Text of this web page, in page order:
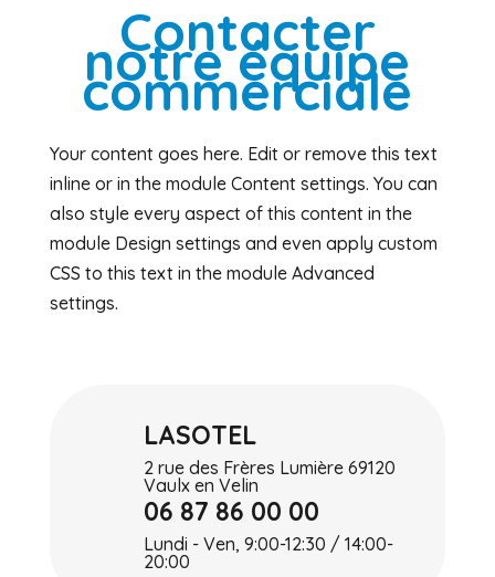
Contacter
notre équipe
commerciale
Your content goes here. Edit or remove this text
inline or in the module Content settings. You can
also style every aspect of this content in the
module Design settings and even apply custom
CSS to this text in the module Advanced
settings.
LASOTEL
2 rue des Frères Lumière 69120
Vaulx en Velin
06 87 86 00 00
Lundi - Ven, 9:00-12:30 / 14:00-
20:00